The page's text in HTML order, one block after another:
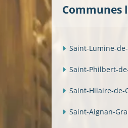
Communes
Saint-Lumine-
Saint-Philbert-
Saint-Hilaire-de-
Saint-Aignan-